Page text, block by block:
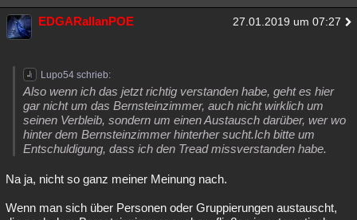
Astronomie Helpdesk Gaming Filme
Übersichten
Besucht Teilgenommen Alle Neue Geschlossen
Lesenswert Schlüsselwörter
EDGARallanPOE 27.01.2019 um 07:27
Lupo54 schrieb:
Also wenn ich das jetzt richtig verstanden habe, geht es hier
gar nicht um das Bernsteinzimmer, auch nicht wirklich um
seinen Verbleib, sondern um einen Austausch darüber, wer wo
hinter dem Bernsteinzimmer hinterher sucht.Ich bitte um
Entschuldigung, dass ich den Tread missverstanden habe.
Na ja, nicht so ganz meiner Meinung nach.
Wenn man sich über Personen oder Gruppierungen austauscht,